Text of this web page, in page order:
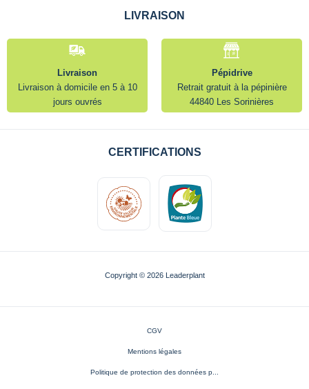
LIVRAISON
Livraison
Livraison à domicile en 5 à 10
jours ouvrés
Pépidrive
Retrait gratuit à la pépinière
44840 Les Sorinières
CERTIFICATIONS
Copyright © 2026 Leaderplant
CGV
Mentions légales
Politique de protection des données p...